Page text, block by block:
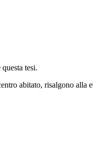
tesi.
abitato, risalgono alla